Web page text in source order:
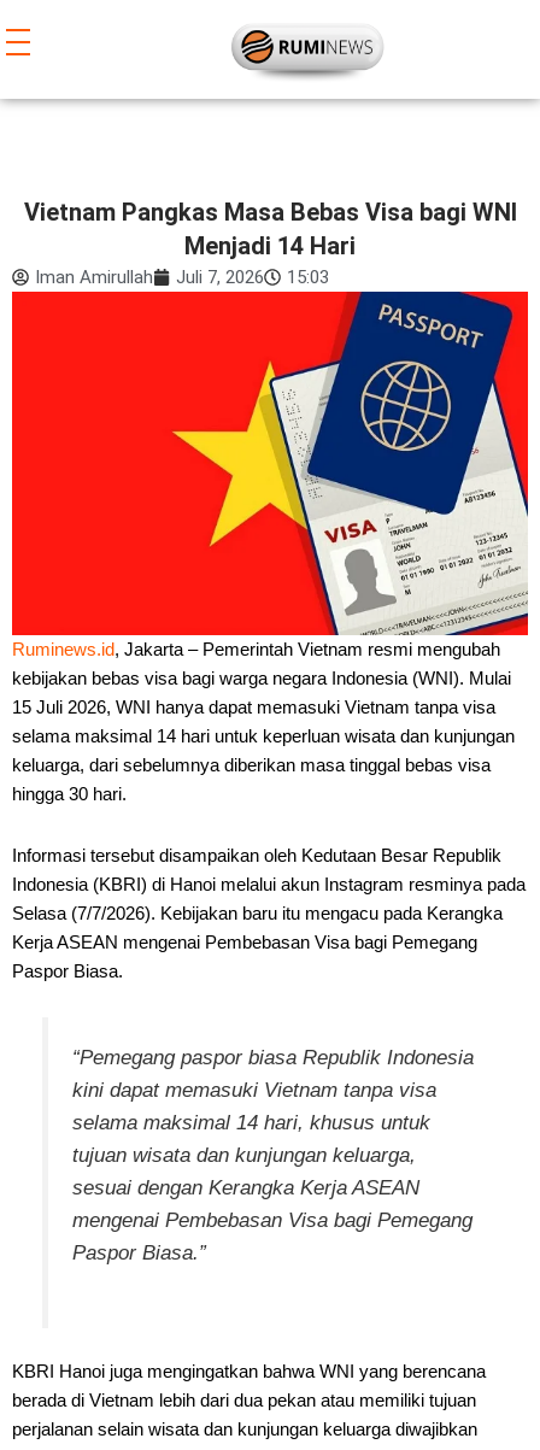
ke
Vietnam Pangkas Masa Bebas Visa bagi WNI
Menjadi 14 Hari
Iman Amirullah Juli 7, 2026 15:03
Ruminews.id, Jakarta – Pemerintah Vietnam resmi mengubah
kebijakan bebas visa bagi warga negara Indonesia (WNI). Mulai
15 Juli 2026, WNI hanya dapat memasuki Vietnam tanpa visa
selama maksimal 14 hari untuk keperluan wisata dan kunjungan
keluarga, dari sebelumnya diberikan masa tinggal bebas visa
hingga 30 hari.
Informasi tersebut disampaikan oleh Kedutaan Besar Republik
Indonesia (KBRI) di Hanoi melalui akun Instagram resminya pada
Selasa (7/7/2026). Kebijakan baru itu mengacu pada Kerangka
Kerja ASEAN mengenai Pembebasan Visa bagi Pemegang
Paspor Biasa.
“Pemegang paspor biasa Republik Indonesia
kini dapat memasuki Vietnam tanpa visa
selama maksimal 14 hari, khusus untuk
tujuan wisata dan kunjungan keluarga,
sesuai dengan Kerangka Kerja ASEAN
mengenai Pembebasan Visa bagi Pemegang
Paspor Biasa.”
KBRI Hanoi juga mengingatkan bahwa WNI yang berencana
berada di Vietnam lebih dari dua pekan atau memiliki tujuan
perjalanan selain wisata dan kunjungan keluarga diwajibkan